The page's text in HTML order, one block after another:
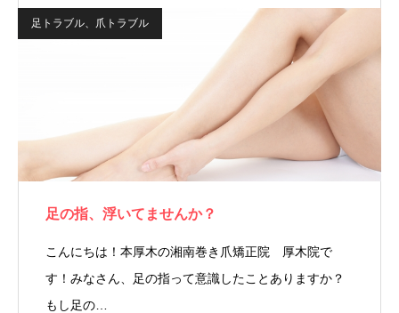
足トラブル、爪トラブル
足の指、浮いてませんか？
こんにちは！本厚木の湘南巻き爪矯正院 厚木院で
す！みなさん、足の指って意識したことありますか？
もし足の…